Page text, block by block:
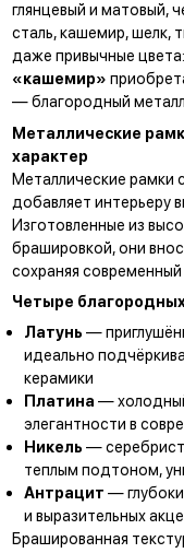
глянцевый и матовый,
сталь, кашемир, шелк,
даже привычные
«кашемир»
— благородный
Металлические
характер
Металлические рамки
добавляет интерьеру
Изготовленные из
брашировкой, они
сохраняя
Четыре
Латунь —
идеально
керамики
Платина —
элегантности в
Никель —
теплым подтоном,
Антрацит —
и выразительных
Брашированная